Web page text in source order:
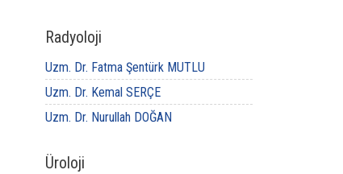
Radyoloji
Uzm. Dr. Fatma Şentürk MUTLU
Uzm. Dr. Kemal SERÇE
Uzm. Dr. Nurullah DOĞAN
Üroloji